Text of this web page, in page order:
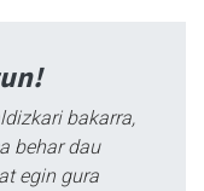
bakarra,
behar dau
egin gura